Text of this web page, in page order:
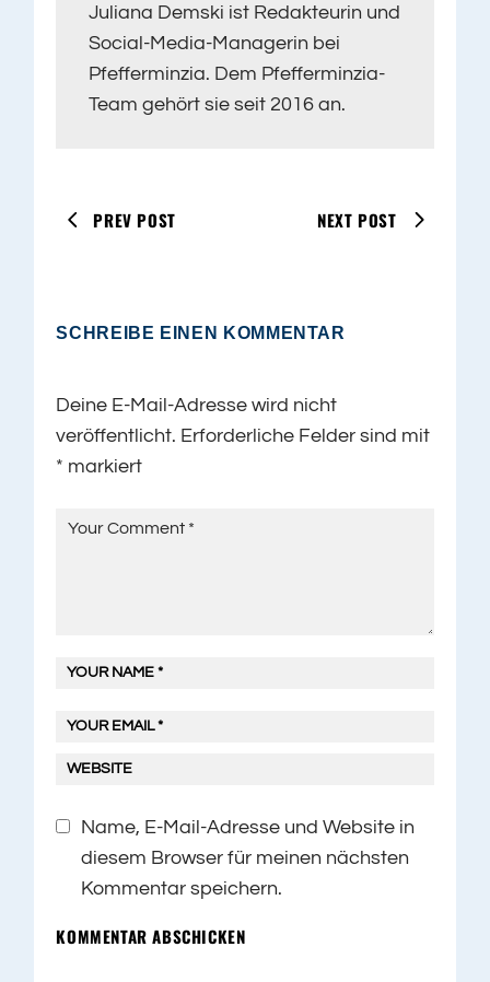
Juliana Demski ist Redakteurin und
Social-Media-Managerin bei
Pfefferminzia. Dem Pfefferminzia-
Team gehört sie seit 2016 an.
PREV POST NEXT POST
SCHREIBE EINEN KOMMENTAR
Deine E-Mail-Adresse wird nicht
veröffentlicht. Erforderliche Felder sind mit
* markiert
Name, E-Mail-Adresse und Website in
diesem Browser für meinen nächsten
Kommentar speichern.
KOMMENTAR ABSCHICKEN